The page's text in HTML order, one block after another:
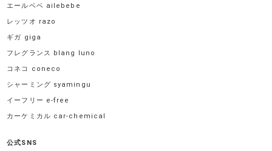
エールベベ ailebebe
レッツオ razo
ギガ giga
フレグランス blang luno
コネコ coneco
シャーミング syamingu
イーフリー e-free
カーケミカル car-chemical
公式SNS